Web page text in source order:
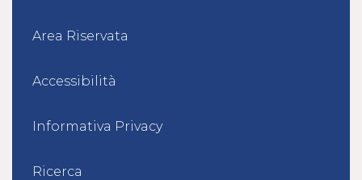
Area Riservata
Accessibilità
Informativa Privacy
Ricerca